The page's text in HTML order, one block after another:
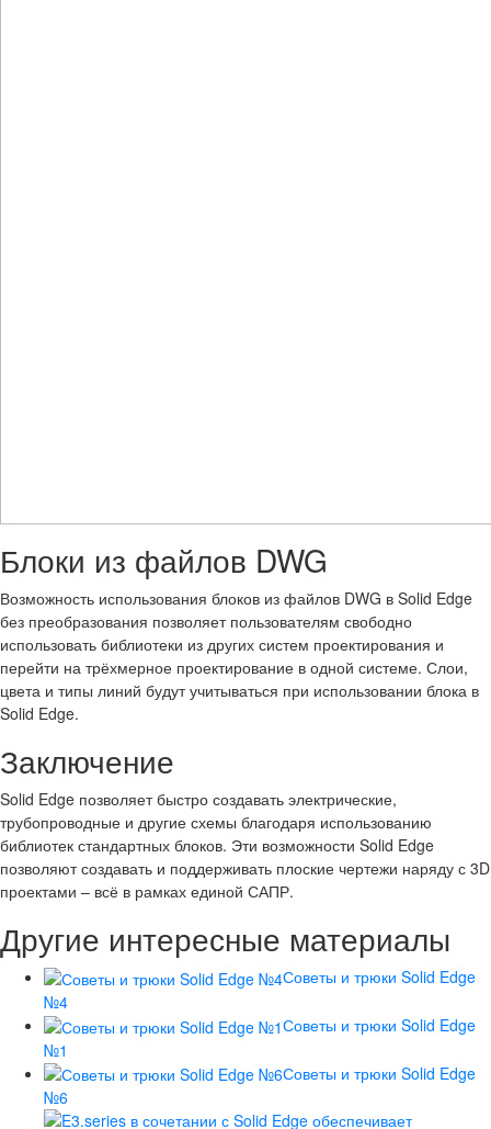
Блоки из файлов DWG
Возможность использования блоков из файлов DWG в Solid Edge
без преобразования позволяет пользователям свободно
использовать библиотеки из других систем проектирования и
перейти на трёхмерное проектирование в одной системе. Слои,
цвета и типы линий будут учитываться при использовании блока в
Solid Edge.
Заключение
Solid Edge позволяет быстро создавать электрические,
трубопроводные и другие схемы благодаря использованию
библиотек стандартных блоков. Эти возможности Solid Edge
позволяют создавать и поддерживать плоские чертежи наряду с 3D
проектами – всё в рамках единой САПР.
Другие интересные материалы
Советы и трюки Solid Edge
№4
Советы и трюки Solid Edge
№1
Советы и трюки Solid Edge
№6